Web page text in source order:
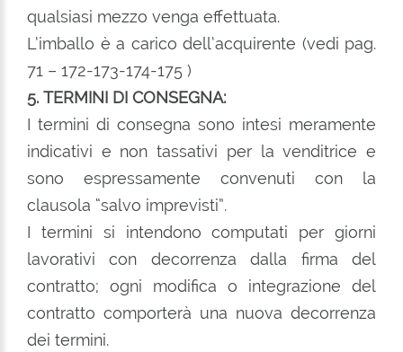
qualsiasi mezzo venga effettuata.
L’imballo è a carico dell’acquirente (vedi pag.
71 – 172-173-174-175 )
5. TERMINI DI CONSEGNA:
I termini di consegna sono intesi meramente
indicativi e non tassativi per la venditrice e
sono espressamente convenuti con la
clausola “salvo imprevisti”.
I termini si intendono computati per giorni
lavorativi con decorrenza dalla firma del
contratto; ogni modifica o integrazione del
contratto comporterà una nuova decorrenza
dei termini.